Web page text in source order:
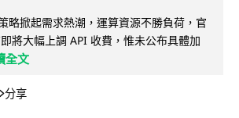
略掀起需求熱潮，運算資源不勝負荷，官
將大幅上調 API 收費，惟未公布具體加
全文
分享